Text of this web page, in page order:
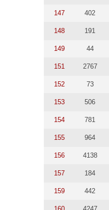
147 402
148 191
149 44
151 2767
152 73
153 506
154 781
155 964
156 4138
157 184
159 442